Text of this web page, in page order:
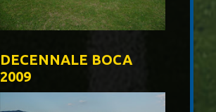
DECENNALE BOCA
2009